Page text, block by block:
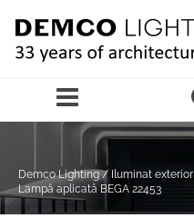
Demco Lighting / Iluminat exterior
Lampă aplicată BEGA 22453